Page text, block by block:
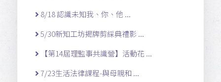
8/18 認識未知我、你、他 ...
5/30新知工坊揭牌剪綵典禮影 ...
【第14屆理監事共識營】活動花 ...
7/23生活法律課程-與母親和 ...